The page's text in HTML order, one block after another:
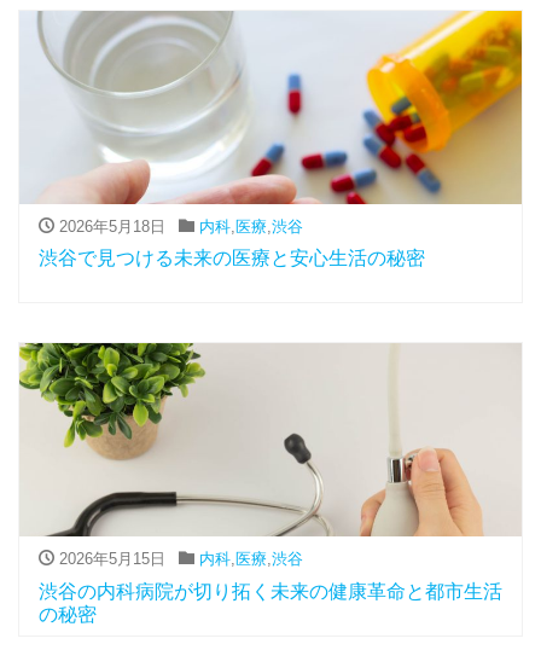
2026年5月18日 内科, 医療, 渋谷
渋谷で見つける未来の医療と安心生活の秘密
2026年5月15日 内科,医療,渋谷
渋谷の内科病院が切り拓く未来の健康革命と都市生活
の秘密